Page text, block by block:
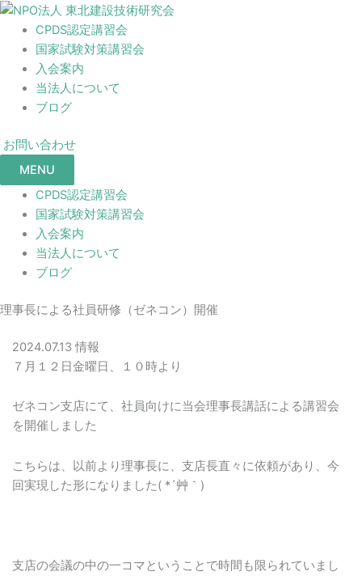
CPDS認定講習会
国家試験対策講習会
入会案内
当法人について
ブログ
お問い合わせ
MENU
CPDS認定講習会
国家試験対策講習会
入会案内
当法人について
ブログ
理事長による社員研修（ゼネコン）開催
2024.07.13 情報
７月１２日金曜日、１０時より
ゼネコン支店にて、社員向けに当会理事長講話による講習会
を開催しました
こちらは、以前より理事長に、支店長直々に依頼があり、今
回実現した形になりました( *´艸｀)
支店の会議の中の一コマということで時間も限られていまし